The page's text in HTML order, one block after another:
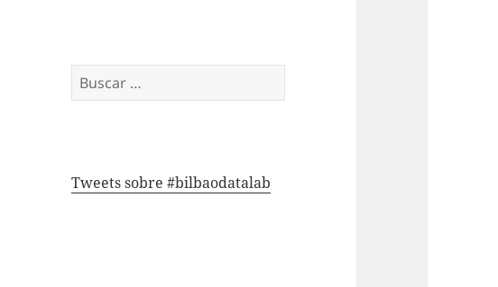
Buscar:
Tweets sobre #bilbaodatalab